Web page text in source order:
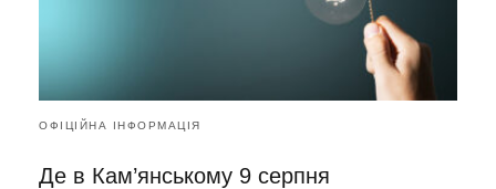
ОФІЦІЙНА ІНФОРМАЦІЯ
Де в Кам’янському 9 серпня